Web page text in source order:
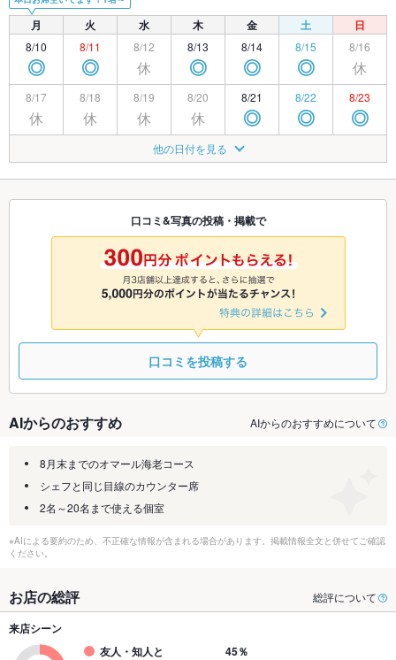
月 火 水 木 金 土 日
8/10
◎
8/11
◎
8/12
休
8/13
◎
8/14
◎
8/15
◎
8/16
休
8/17
休
8/18
休
8/19
休
8/20
休
8/21
◎
8/22
◎
8/23
◎
◎ ◎
8/26
休
8/27
◎
8/28
◎ ◎ ◎
8/31 9/1 9/2
休
9/3
◎
9/4
◎
9/5 9/6
9/9
休 ◎ ◎ ◎
他の日付を見る
口コミ&写真の投稿・掲載で
口コミを投稿する
AIからのおすすめ AIからのおすすめについて
8月末までのオマール海老コース
シェフと同じ目線のカウンター席
2名～20名まで使える個室
※AIによる要約のため、不正確な情報が含まれる場合があります。掲載情報全文と併せてご確認
ください。
お店の総評 総評について
来店シーン
友人・知人と
45％